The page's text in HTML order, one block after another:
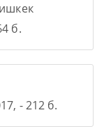
б.
- 212 б.